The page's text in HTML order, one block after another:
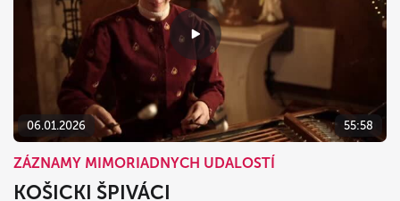
06.01.2026 55:58
ZÁZNAMY MIMORIADNYCH UDALOSTÍ
KOŠICKI ŠPIVÁCI